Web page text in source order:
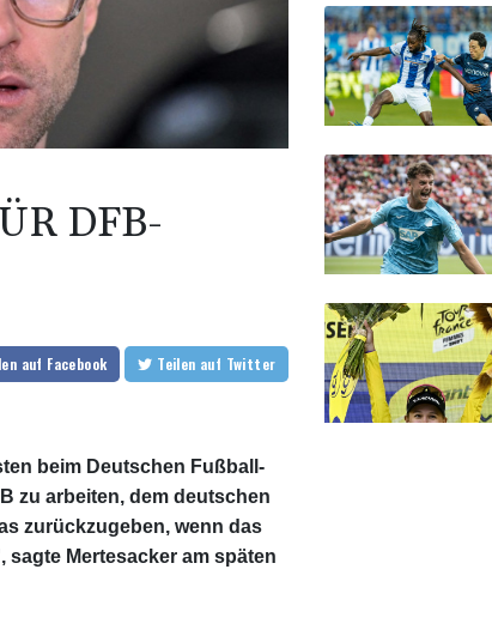
DFB-
auf Facebook Teilen auf Twitter
beim Deutschen Fußball-
zu arbeiten, dem deutschen
zurückzugeben, wenn das
Mertesacker am späten